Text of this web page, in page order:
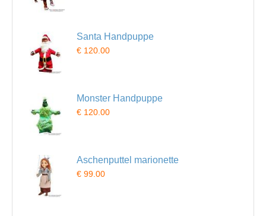
Santa Handpuppe
€ 120.00
Monster Handpuppe
€ 120.00
Aschenputtel marionette
€ 99.00